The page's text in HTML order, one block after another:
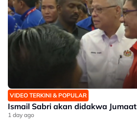
VIDEO TERKINI & POPULAR
Ismail Sabri akan didakwa Jumaat
1 day ago